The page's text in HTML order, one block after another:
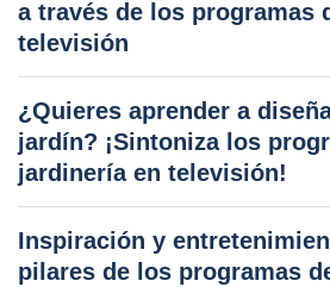
a través de los programas
televisión
¿Quieres aprender a
jardín? ¡Sintoniza los
jardinería en televisión!
Inspiración y
pilares de los programas